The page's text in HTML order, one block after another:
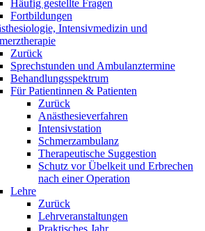
Häufig gestellte Fragen
Fortbildungen
Intensivmedizin und
Zurück
Sprechstunden und Ambulanztermine
Behandlungsspektrum
Für Patientinnen & Patienten
Zurück
Anästhesieverfahren
Intensivstation
Schmerzambulanz
Therapeutische Suggestion
Schutz vor Übelkeit und Erbrechen
nach einer Operation
Lehre
Zurück
Lehrveranstaltungen
Praktisches Jahr